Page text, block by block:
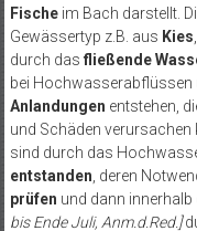
Fischeim Bach darstellt.
Gewässertyp z.B. aus Kies
durch das fließende
bei Hochwasserabflüssen
Anlandungen entstehen,
und Schäden verursachen
sind durch das
entstanden , deren
prüfen und dann innerhalb
bis Ende Juli, Anm.d.Red.]